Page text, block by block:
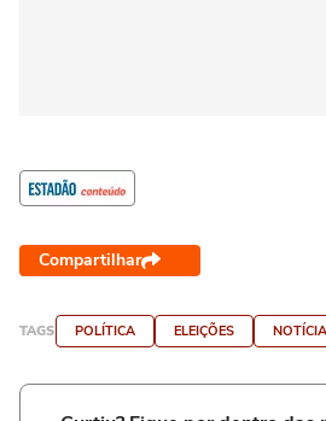
Compartilhar
TAGS POLÍTICA ELEIÇÕES